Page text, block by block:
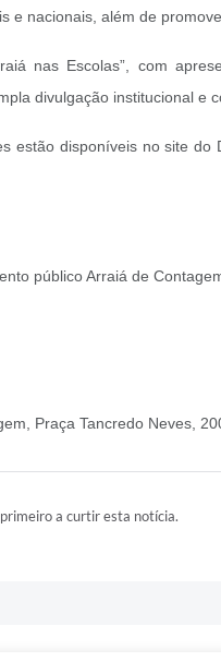
e nacionais, além de
nas Escolas”, com
divulgação institucional e
estão disponíveis no site do
público Arraiá de
Praça Tancredo Neves,
a curtir esta notícia.